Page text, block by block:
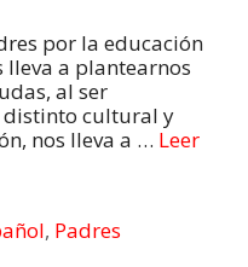
por la educación
lleva a plantearnos
al ser
distinto cultural y
nos lleva a … Leer
, Padres